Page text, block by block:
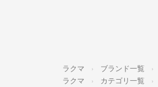
ラクマ ブランド一覧
ラクマ カテゴリ一覧